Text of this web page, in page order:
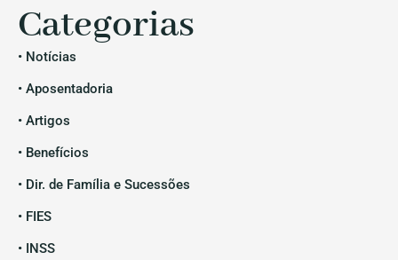
Categorias
• Notícias
• Aposentadoria
• Artigos
• Benefícios
• Dir. de Família e Sucessões
• FIES
• INSS